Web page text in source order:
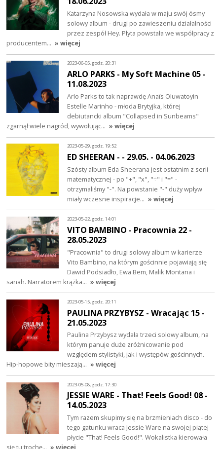
Katarzyna Nosowska wydała w maju swój ósmy
solowy album - drugi po zawieszeniu działalności
przez zespół Hey. Płyta powstała we współpracy z
producentem… » więcej
2023-06-05, godz. 20:31
ARLO PARKS - My Soft Machine 05 -
11.08.2023
Arlo Parks to tak naprawdę Anaïs Oluwatoyin
Estelle Marinho - młoda Brytyjka, której
debiutancki album "Collapsed in Sunbeams"
zgarnął wiele nagród, wywołując… » więcej
2023-05-29, godz. 19:52
ED SHEERAN - - 29.05. - 04.06.2023
Szósty album Eda Sheerana jest ostatnim z serii
matematycznej - po "+", "x", "÷" i "=" -
otrzymaliśmy "-". Na powstanie "-" duży wpływ
miały wczesne inspiracje… » więcej
2023-05-22, godz. 14:01
VITO BAMBINO - Pracownia 22 -
28.05.2023
"Pracownia" to drugi solowy album w karierze
Vito Bambino, na którym gościnnie pojawiają się
Dawid Podsiadło, Ewa Bem, Malik Montana i
sanah. Narratorem krążka… » więcej
2023-05-15, godz. 20:11
PAULINA PRZYBYSZ - Wracając 15 -
21.05.2023
Paulina Przybysz wydała trzeci solowy album, na
którym panuje duże zróżnicowanie pod
względem stylistyki, jak i występów gościnnych.
Hip-hopowe bity mieszają… » więcej
2023-05-08, godz. 17:30
JESSIE WARE - That! Feels Good! 08 -
14.05.2023
Tym razem skupimy się na brzmieniach disco - do
tego gatunku wraca Jessie Ware na swojej piątej
płycie "That! Feels Good!". Wokalistka kierowała
się tu trochę… » więcej